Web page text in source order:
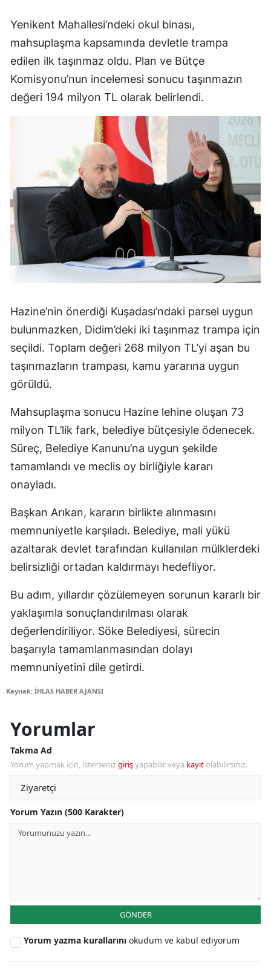
Yenikent Mahallesi’ndeki okul binası,
mahsuplaşma kapsamında devletle trampa
edilen ilk taşınmaz oldu. Plan ve Bütçe
Komisyonu’nun incelemesi sonucu taşınmazın
değeri 194 milyon TL olarak belirlendi.
Hazine’nin önerdiği Kuşadası’ndaki parsel uygun
bulunmazken, Didim’deki iki taşınmaz trampa için
seçildi. Toplam değeri 268 milyon TL’yi aşan bu
taşınmazların trampası, kamu yararına uygun
görüldü.
Mahsuplaşma sonucu Hazine lehine oluşan 73
milyon TL’lik fark, belediye bütçesiyle ödenecek.
Süreç, Belediye Kanunu’na uygun şekilde
tamamlandı ve meclis oy birliğiyle kararı
onayladı.
Başkan Arıkan, kararın birlikte alınmasını
memnuniyetle karşıladı. Belediye, mali yükü
azaltarak devlet tarafından kullanılan mülklerdeki
belirsizliği ortadan kaldırmayı hedefliyor.
Bu adım, yıllardır çözülemeyen sorunun kararlı bir
yaklaşımla sonuçlandırılması olarak
değerlendiriliyor. Söke Belediyesi, sürecin
başarıyla tamamlanmasından dolayı
memnuniyetini dile getirdi.
Kaynak: İHLAS HABER AJANSI
Yorumlar
Takma Ad
Yorum yapmak için, istersenizgirişyapabilir veya kayıt olabilirsiniz.
Yorum Yazın (500 Karakter)
GÖNDER
Yorum yazma kurallarını okudum ve kabul ediyorum